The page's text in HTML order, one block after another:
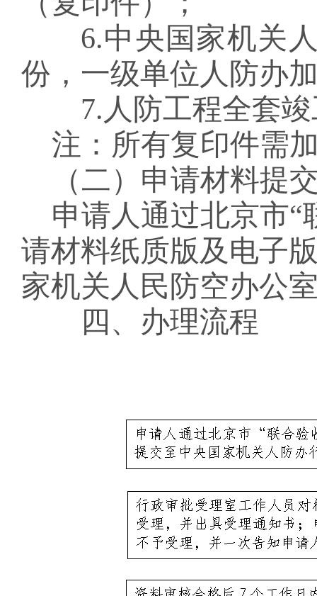
6.中央国家机关
份，一级单位人防办
7. 人防工程全套
注： 所有复印件需
（二）申请材料提
申请人通过北京市“
请材料纸质版及电子
家机关 人民防空办公
四、办理流程